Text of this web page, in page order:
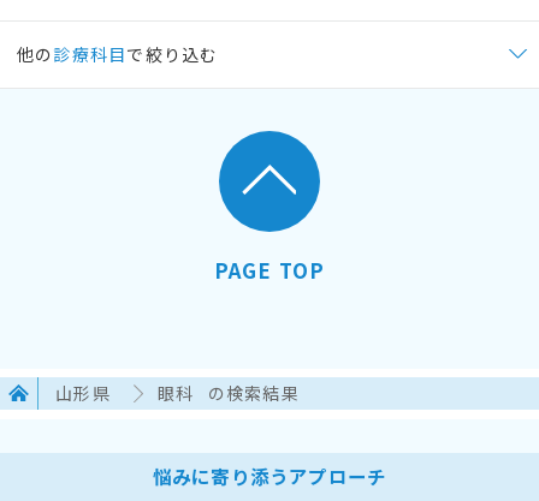
他の 診療科目で絞り込む
PAGE TOP
山形県 眼科 の検索結果
悩みに寄り添うアプローチ